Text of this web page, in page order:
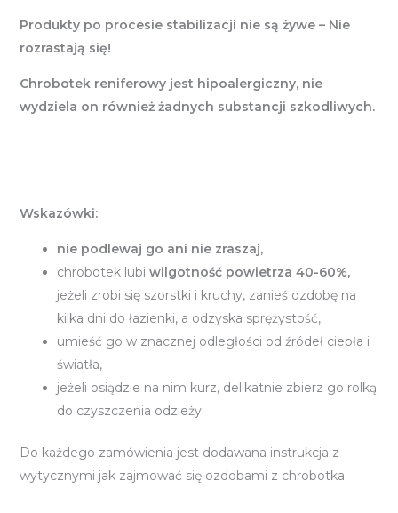
Produkty po procesie stabilizacji nie są żywe – Nie
rozrastają się!
Chrobotek reniferowy jest hipoalergiczny, nie
wydziela on również żadnych substancji szkodliwych.
Wskazówki:
nie podlewaj go ani nie zraszaj,
chrobotek lubi wilgotność powietrza 40-60%,
jeżeli zrobi się szorstki i kruchy, zanieś ozdobę na
kilka dni do łazienki, a odzyska sprężystość,
umieść go w znacznej odległości od źródeł ciepła i
światła,
jeżeli osiądzie na nim kurz, delikatnie zbierz go rolką
do czyszczenia odzieży.
Do każdego zamówienia jest dodawana instrukcja z
wytycznymi jak zajmować się ozdobami z chrobotka.